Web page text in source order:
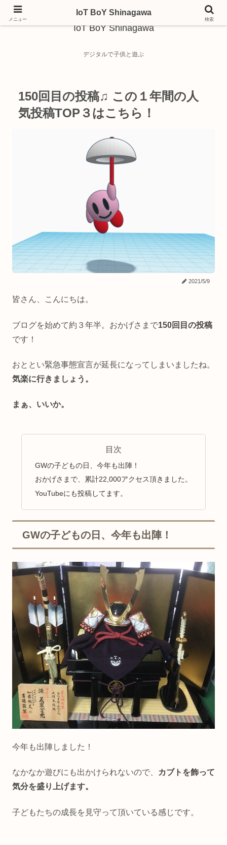
IoT BoY Shinagawa
デジタルで子供と遊ぶ
150回目の投稿♫ この１年間の人
気投稿TOP３はこちら！
2021/5/9
皆さん、こんにちは。
ブログを始めて約３年半。おかげさまで150回目の投稿
です！
おととい緊急事態宣言が延長になってしまいましたね。
気楽に行きましょう。
まぁ、いいか。
目次
GWの子どもの日、今年も出陣！
おかげさまで、累計22,000アクセス頂きました。
YouTubeにも投稿してます。
GWの子どもの日、今年も出陣！
今年も出陣しました！
なかなか遊びにも出かけられないので、 カブトを飾って
気分を盛り上げます。
子どもたちの成長を見守って頂いている感じです。
メニュー
IoT BoY Shinagawa
検索